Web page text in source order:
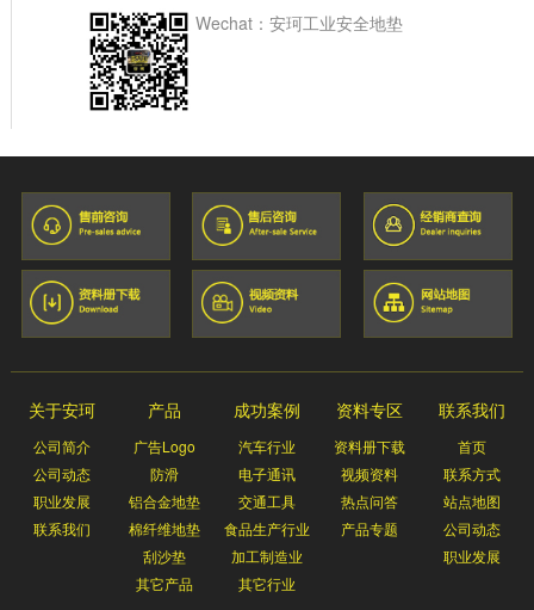
Wechat：安珂工业安全地垫
关于安珂
公司简介
公司动态
职业发展
联系我们
产品
广告Logo
防滑
铝合金地垫
棉纤维地垫
刮沙垫
其它产品
成功案例
汽车行业
电子通讯
交通工具
食品生产行业
加工制造业
其它行业
资料专区
资料册下载
视频资料
热点问答
产品专题
联系我们
首页
联系方式
站点地图
公司动态
职业发展